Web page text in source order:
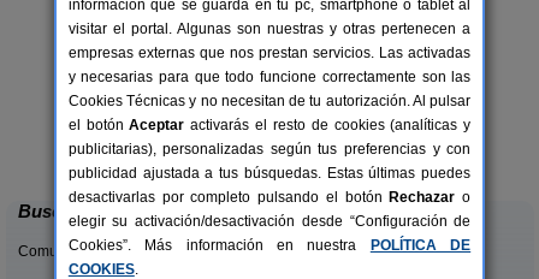
8+6 pers.
desde25 €
Casa Rural Cerro de Mirabel
Grañón (La Rioja)
Buscar
Comunidades:
información que se guarda en tu pc, smartphone o tablet al
visitar el portal. Algunas son nuestras y otras pertenecen a
empresas externas que nos prestan servicios. Las activadas
y necesarias para que todo funcione correctamente son las
Cookies Técnicas y no necesitan de tu autorización. Al pulsar
el botónAceptar activarás el resto de cookies (analíticas y
publicitarias), personalizadas según tus preferencias y con
publicidad ajustada a tus búsquedas. Estas últimas puedes
desactivarlas por completo pulsando el botón Rechazar o
elegir su activación/desactivación desde “Configuración de
Cookies”. Más información en nuestra
POLÍTICA DE
COOKIES.